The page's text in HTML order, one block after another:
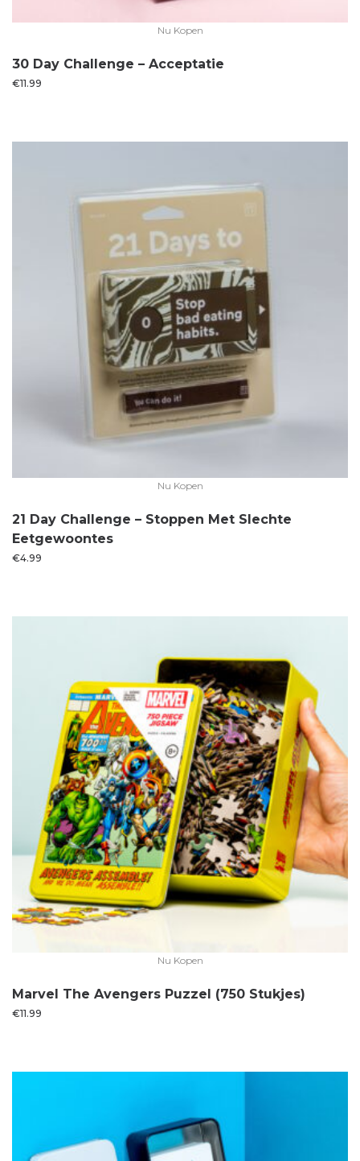
Nu Kopen
30 Day Challenge – Acceptatie
€11.99
Nu Kopen
21 Day Challenge – Stoppen Met Slechte
Eetgewoontes
€4.99
Nu Kopen
Marvel The Avengers Puzzel (750 Stukjes)
€11.99